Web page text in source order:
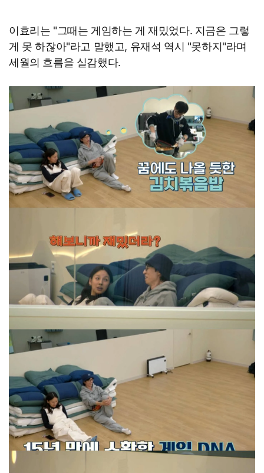
이효리는 "그때는 게임하는 게 재밌었다. 지금은 그렇
게 못 하잖아"라고 말했고, 유재석 역시 "못하지"라며
세월의 흐름을 실감했다.